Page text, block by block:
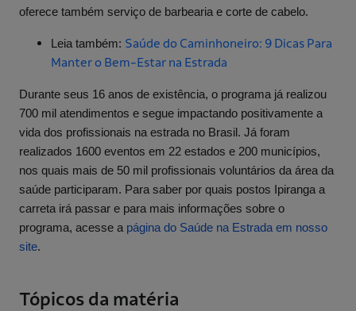
oferece também serviço de barbearia e corte de cabelo.
Leia também: Saúde do Caminhoneiro: 9 Dicas Para
Manter o Bem-Estar na Estrada
Durante seus 16 anos de existência, o programa já realizou
700 mil atendimentos e segue impactando positivamente a
vida dos profissionais na estrada no Brasil. Já foram
realizados 1600 eventos em 22 estados e 200 municípios,
nos quais mais de 50 mil profissionais voluntários da área da
saúde participaram. Para saber por quais postos Ipiranga a
carreta irá passar e para mais informações sobre o
programa, acesse a página do Saúde na Estrada em nosso
site.
Tópicos da matéria